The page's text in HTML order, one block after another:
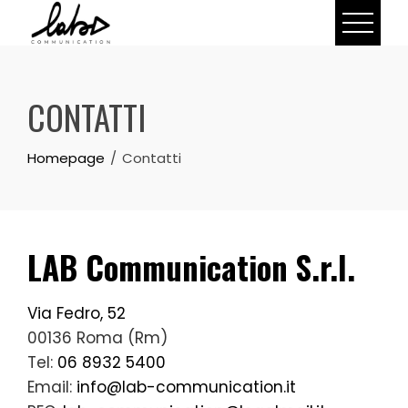
CONTATTI
Homepage Contatti
LAB Communication S.r.l.
Via Fedro, 52
00136 Roma (Rm)
Tel: 06 8932 5400
Email: info@lab-communication.it